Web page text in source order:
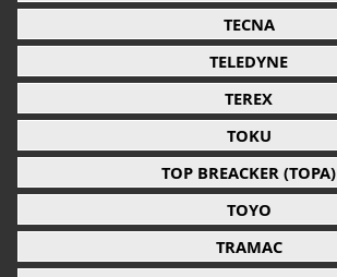
TECNA
TELEDYNE
TEREX
TOKU
TOP BREACKER (TOPA)
TOYO
TRAMAC